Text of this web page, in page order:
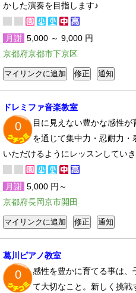
かした演奏を目指します♪
月謝 5,000 ～ 9,000 円
京都府京都市下京区
ドレミファ音楽教室
0
目に見えない豊かな感性が
を通じて集中力・忍耐力・
いただけるようにレッスンしていき
月謝 5,000 円～
京都府長岡京市開田
葛川ピアノ教室
0
感性を豊かに育てる事は、
て大切なこと。新しく挑戦